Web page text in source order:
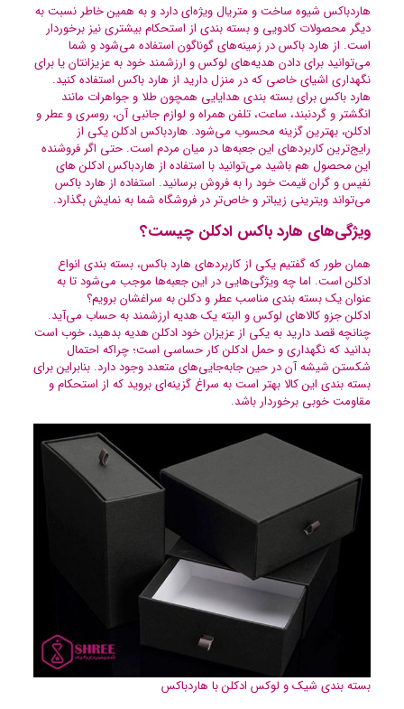
هاردباکس شیوه ساخت و متریال ویژه‌ای دارد و به همین خاطر نسبت به
دیگر محصولات کادویی و بسته بندی از استحکام بیشتری نیز برخوردار
است. از هارد باکس در زمینه‌های گوناگون استفاده می‌شود و شما
می‌توانید برای دادن هدیه‌های لوکس و ارزشمند خود به عزیزانتان یا برای
نگهداری اشیای خاصی که در منزل دارید از هارد باکس استفاده کنید.
هارد باکس برای بسته بندی هدایایی همچون طلا و جواهرات مانند
انگشتر و گردنبند، ساعت، تلفن همراه و لوازم جانبی آن، روسری و عطر و
ادکلن، بهترین گزینه محسوب می‌شود. هاردباکس ادکلن یکی از
رایج‌ترین کاربردهای این جعبه‌ها در میان مردم است. حتی اگر فروشنده
این محصول هم باشید می‌توانید با استفاده از هاردباکس ادکلن های
نفیس و گران قیمت خود را به فروش برسانید. استفاده از هارد باکس
می‌تواند ویترینی زیباتر و خاص‌تر در فروشگاه شما به نمایش بگذارد.
ویژگی‌های هارد باکس ادکلن چیست؟
همان طور که گفتیم یکی از کاربردهای هارد باکس، بسته بندی انواع
ادکلن است. اما چه ویژگی‌هایی در این جعبه‌ها موجب می‌شود تا به
عنوان یک بسته بندی مناسب عطر و دکلن به سراغشان برویم؟
ادکلن جزو کالاهای لوکس و البته یک هدیه ارزشمند به حساب می‌آید.
چنانچه قصد دارید به یکی از عزیزان خود ادکلن هدیه بدهید، خوب است
بدانید که نگهداری و حمل ادکلن کار حساسی است؛ چراکه احتمال
شکستن شیشه آن در حین جابه‌جایی‌های متعدد وجود دارد. بنابراین برای
بسته بندی این کالا بهتر است به سراغ گزینه‌ای بروید که از استحکام و
مقاومت خوبی برخوردار باشد.
بسته بندی شیک و لوکس ادکلن با هاردباکس